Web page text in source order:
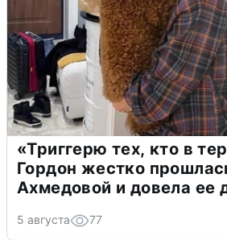
«Триггерю тех, кто в
Гордон жестко
Ахмедовой и довела ее
5 августа 77